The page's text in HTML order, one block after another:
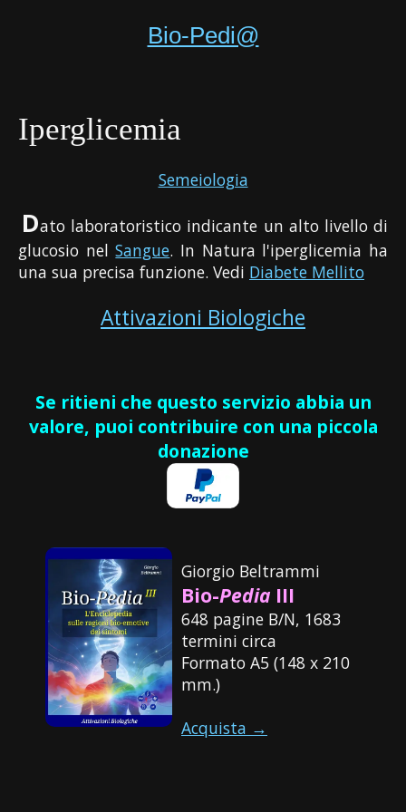
Bio-Pedi@
Iperglicemia
Semeiologia
Dato laboratoristico indicante un alto livello di
glucosio nelSangue. In Natura l'iperglicemia ha
una sua precisa funzione. Vedi Diabete Mellito
Attivazioni Biologiche
Se ritieni che questo servizio abbia un
valore, puoi contribuire con una piccola
donazione
Giorgio Beltrammi
Bio-Pedia III
648 pagine B/N, 1683
termini circa
Formato A5 (148 x 210
mm.)
Acquista →